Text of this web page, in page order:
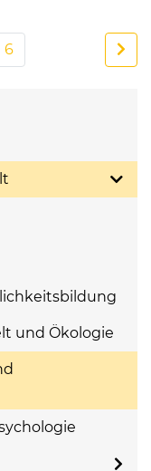
6
und Ökologie